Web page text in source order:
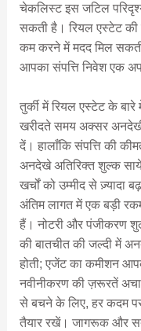
चेकलिस्ट इस जटिल
सकती है। रियल एस्टेट की
कम करने में मदद मिल सकती
आपका संपत्ति निवेश एक
तुर्की में रियल एस्टेट के
खरीदते समय अक्सर अनदेखी
दें। हालाँकि संपत्ति की
अनदेखे अतिरिक्त शुल्क
खर्चों को उम्मीद से ज़्यादा
अंतिम लागत में एक बड़ी
हैं। नोटरी और पंजीकरण
की बातचीत की जल्दी में
होती; एजेंट का कमीशन
नवीनीकरण की ज़रूरतें
से बचने के लिए, हर कदम
तैयार रखें। जागरूक और